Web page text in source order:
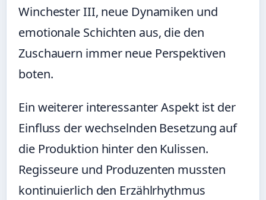
Winchester III, neue Dynamiken und
emotionale Schichten aus, die den
Zuschauern immer neue Perspektiven
boten.
Ein weiterer interessanter Aspekt ist der
Einfluss der wechselnden Besetzung auf
die Produktion hinter den Kulissen.
Regisseure und Produzenten mussten
kontinuierlich den Erzählrhythmus